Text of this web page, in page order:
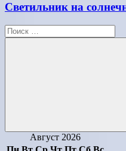
Светильник на
Поиск
для:
Поиск
Август 2026